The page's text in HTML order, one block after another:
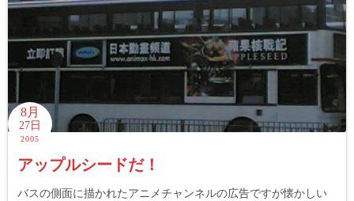
8月
27日
2005
アップルシードだ！
バスの側面に描かれたアニメチャンネルの広告ですが懐かしい